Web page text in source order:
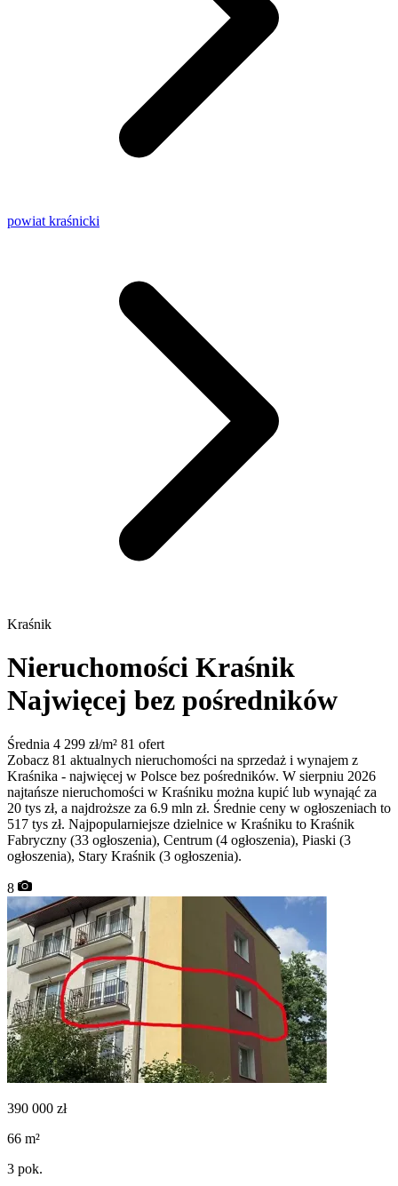
powiat kraśnicki
Kraśnik
Nieruchomości Kraśnik
Najwięcej bez pośredników
Średnia 4 299 zł/m² 81 ofert
Zobacz 81 aktualnych nieruchomości na sprzedaż i wynajem z
Kraśnika - najwięcej w Polsce bez pośredników. W sierpniu 2026
najtańsze nieruchomości w Kraśniku można kupić lub wynająć za
20 tys zł, a najdroższe za 6.9 mln zł. Średnie ceny w ogłoszeniach to
517 tys zł. Najpopularniejsze dzielnice w Kraśniku to Kraśnik
Fabryczny (33 ogłoszenia), Centrum (4 ogłoszenia), Piaski (3
ogłoszenia), Stary Kraśnik (3 ogłoszenia).
8
390 000 zł
66 m²
3 pok.